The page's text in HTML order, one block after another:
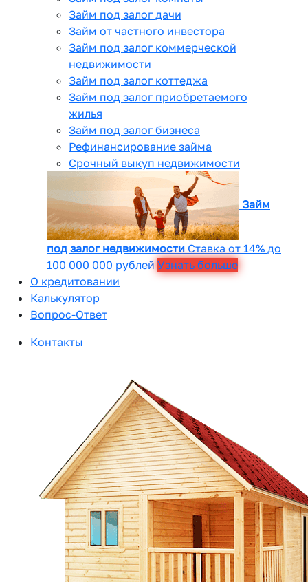
Займ под залог дачи
Займ от частного инвестора
Займ под залог коммерческой
недвижимости
Займ под залог коттеджа
Займ под залог приобретаемого
жилья
Займ под залог бизнеса
Рефинансирование займа
Срочный выкуп недвижимости
Займ
под залог недвижимости Ставка от 14% до
100 000 000 рублей Узнать больше
О кредитовании
Калькулятор
Вопрос-Ответ
Контакты